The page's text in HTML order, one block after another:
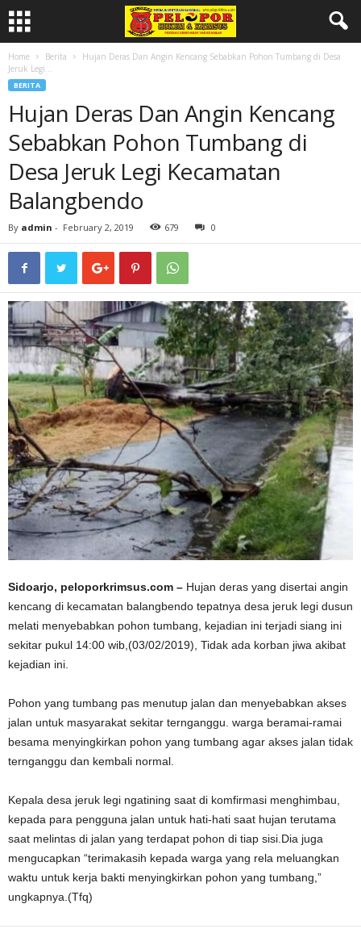
Home Berita
Hujan Deras Dan Angin Kencang Sebabkan Pohon Tumbang di Desa
Jeruk Legi...
BERITA
Hujan Deras Dan Angin Kencang
Sebabkan Pohon Tumbang di
Desa Jeruk Legi Kecamatan
Balangbendo
By admin - February 2, 2019 679 0
Sidoarjo, peloporkrimsus.com – Hujan deras yang disertai angin
kencang di kecamatan balangbendo tepatnya desa jeruk legi dusun
melati menyebabkan pohon tumbang, kejadian ini terjadi siang ini
sekitar pukul 14:00 wib,(03/02/2019), Tidak ada korban jiwa akibat
kejadian ini.
Pohon yang tumbang pas menutup jalan dan menyebabkan akses
jalan untuk masyarakat sekitar ternganggu. warga beramai-ramai
besama menyingkirkan pohon yang tumbang agar akses jalan tidak
ternganggu dan kembali normal.
Kepala desa jeruk legi ngatining saat di komfirmasi menghimbau,
kepada para pengguna jalan untuk hati-hati saat hujan terutama
saat melintas di jalan yang terdapat pohon di tiap sisi.Dia juga
mengucapkan “terimakasih kepada warga yang rela meluangkan
waktu untuk kerja bakti menyingkirkan pohon yang tumbang,”
ungkapnya.(Tfq)